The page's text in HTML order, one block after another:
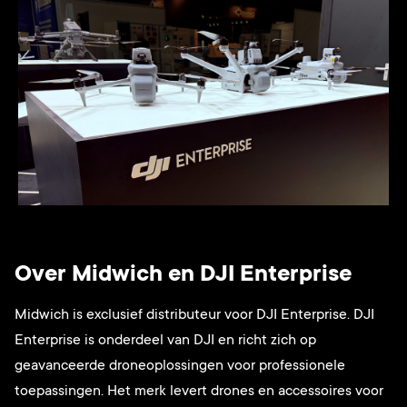
Over Midwich en DJI Enterprise
Midwich is exclusief distributeur voor DJI Enterprise. DJI
Enterprise is onderdeel van DJI en richt zich op
geavanceerde droneoplossingen voor professionele
toepassingen. Het merk levert drones en accessoires voor